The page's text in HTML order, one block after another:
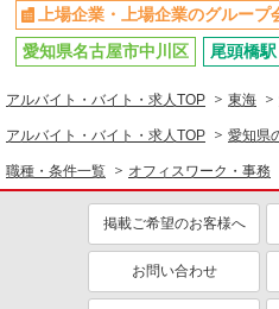
上場企業・上場企業のグループ
愛知県名古屋市中川区
尾頭橋駅
アルバイト・バイト・求人TOP 東海
アルバイト・バイト・求人TOP 愛知県
職種・条件一覧 オフィスワーク・事務
掲載ご希望のお客様へ
お問い合わせ